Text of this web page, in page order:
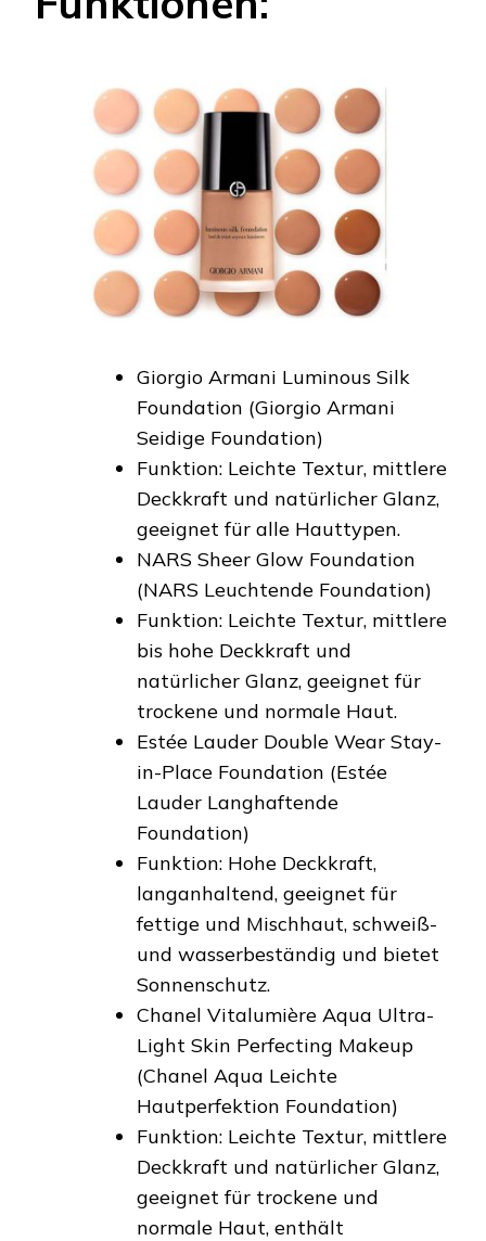
Giorgio Armani Luminous Silk
Foundation (Giorgio Armani
Seidige Foundation)
Funktion: Leichte Textur, mittlere
Deckkraft und natürlicher Glanz,
geeignet für alle Hauttypen.
NARS Sheer Glow Foundation
(NARS Leuchtende Foundation)
Funktion: Leichte Textur, mittlere
bis hohe Deckkraft und
natürlicher Glanz, geeignet für
trockene und normale Haut.
Estée Lauder Double Wear Stay-
in-Place Foundation (Estée
Lauder Langhaftende
Foundation)
Funktion: Hohe Deckkraft,
langanhaltend, geeignet für
fettige und Mischhaut, schweiß-
und wasserbeständig und bietet
Sonnenschutz.
Chanel Vitalumière Aqua Ultra-
Light Skin Perfecting Makeup
(Chanel Aqua Leichte
Hautperfektion Foundation)
Funktion: Leichte Textur, mittlere
Deckkraft und natürlicher Glanz,
geeignet für trockene und
normale Haut, enthält